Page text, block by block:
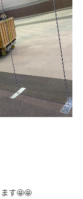
す🤩🤩